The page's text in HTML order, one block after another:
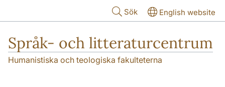
Sök English website
Språk- och litteraturcentrum
Humanistiska och teologiska fakulteterna